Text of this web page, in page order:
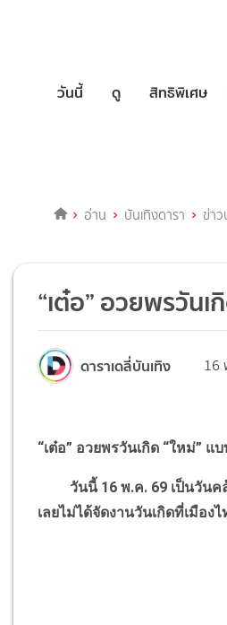
วันนี้ ดู สิทธิพิเศษ
อ่าน บันเทิงดารา ข่า
“เต๋อ” อวยพรวัน
ดาราเดลี่บันเทิง 16
“เต๋อ” อวยพรวันเกิด “ใหม่”
วันนี้ 16 พ.ค. 69 เป็นวันคล้
เลยไม่ได้จัดงานวันเกิดที่เมืองไ